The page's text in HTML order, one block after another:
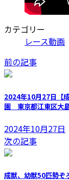
カテゴリー
レース動画
前の記事
2024年10月27日【
園 東京都江東区大
2024年10月27日
次の記事
成獣、幼獣50匹勢ぞ